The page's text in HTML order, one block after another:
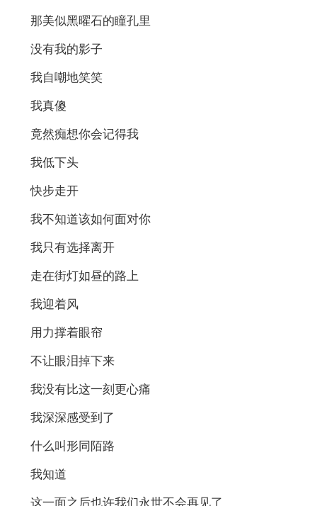
那美似黑曜石的瞳孔里
没有我的影子
我自嘲地笑笑
我真傻
竟然痴想你会记得我
我低下头
快步走开
我不知道该如何面对你
我只有选择离开
走在街灯如昼的路上
我迎着风
用力撑着眼帘
不让眼泪掉下来
我没有比这一刻更心痛
我深深感受到了
什么叫形同陌路
我知道
这一面之后也许我们永世不会再见了